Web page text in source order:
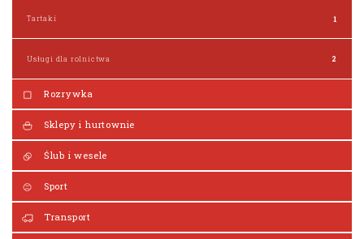
Tartaki 1
Usługi dla rolnictwa 2
Rozrywka
Sklepy i hurtownie
Ślub i wesele
Sport
Transport